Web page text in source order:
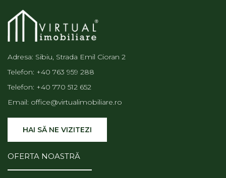
Adresa: Sibiu, Strada Emil Cioran 2
Telefon: +40 763 959 288
Telefon: +40 770 512 652
Email: office@virtualimobiliare.ro
HAI SĂ NE VIZITEZI
OFERTA NOASTRĂ